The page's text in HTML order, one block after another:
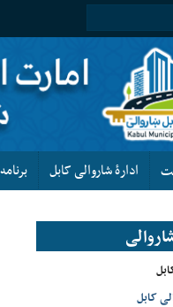
ادارۀ شاروالی کابل
کابل